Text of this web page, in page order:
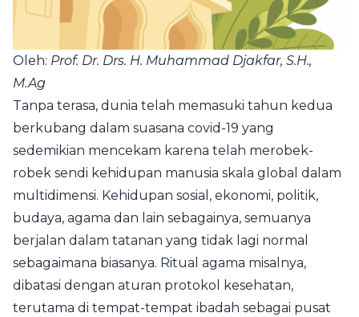
Oleh: Prof. Dr. Drs. H. Muhammad Djakfar, S.H.,
M.Ag
Tanpa terasa, dunia telah memasuki tahun kedua
berkubang dalam suasana covid-19 yang
sedemikian mencekam karena telah merobek-
robek sendi kehidupan manusia skala global dalam
multidimensi. Kehidupan sosial, ekonomi, politik,
budaya, agama dan lain sebagainya, semuanya
berjalan dalam tatanan yang tidak lagi normal
sebagaimana biasanya. Ritual agama misalnya,
dibatasi dengan aturan protokol kesehatan,
terutama di tempat-tempat ibadah sebagai pusat